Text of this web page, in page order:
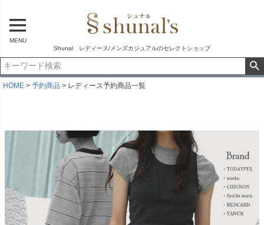
MENU
Shunal レディース/メンズカジュアルのセレクトショップ
HOME 予約商品 レディース予約商品一覧